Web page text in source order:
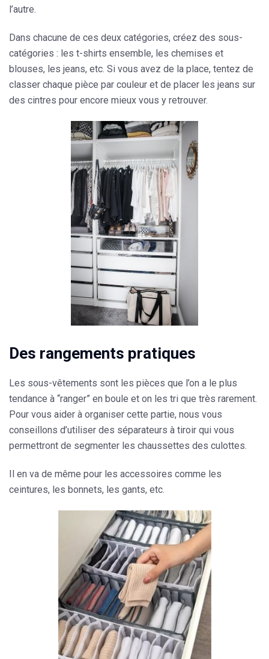
l’autre.
Dans chacune de ces deux catégories, créez des sous-
catégories : les t-shirts ensemble, les chemises et
blouses, les jeans, etc. Si vous avez de la place, tentez de
classer chaque pièce par couleur et de placer les jeans sur
des cintres pour encore mieux vous y retrouver.
Des rangements pratiques
Les sous-vêtements sont les pièces que l’on a le plus
tendance à “ranger” en boule et on les tri que très rarement.
Pour vous aider à organiser cette partie, nous vous
conseillons d’utiliser des séparateurs à tiroir qui vous
permettront de segmenter les chaussettes des culottes.
Il en va de même pour les accessoires comme les
ceintures, les bonnets, les gants, etc.